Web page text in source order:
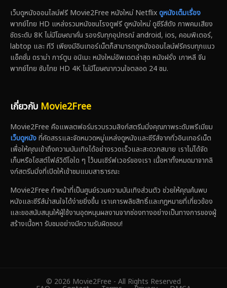
เว็บดูหนังออนไลน์ฟรี Movie2Free หนังใหม่ Netflixดูหนังเต็มเรื่อง
พากย์ไทย HD แหล่งรวมหนังชนโรงดูฟรี ดูหนังใหม่ ดูซีรีส์ดัง ภาพคมเสียง
ชัดระดับ 8K ไม่มีโฆษณาคั่น รองรับทุกอุปกรณ์ android, ios, คอมพิเตอร์,
labtop และ ทีวี เพียงมีอินเทอร์เน็ตก็สามารถดูหนังออนไลน์ฟรีครบทุกแนว
แอ็คชั่น ดราม่า การ์ตูน อนิเมะ หนังใหม่อัพเดตล่าสุด หนังฝรั่ง เกาหลี จีน
พากย์ไทย ซับไทย HD 4K ไม่มีโฆษณากวนใจตลอด 24 ชม.
เกี่ยวกับ Movie2Free
Movie2Free คือแพลตฟอร์มรวบรวมลิงก์สตรีมมิ่งคุณภาพระดับพรีเมียม
เว็บดูหนังที่คัดสรรและจัดหมวดหมู่แหล่งดูหนังและซีรีส์จากทั่วอินเทอร์เน็ต
เพื่อให้คุณเข้าถึงความบันเทิงได้อย่างรวดเร็วและสะดวกสบาย เราไม่ได้จัด
เก็บหรือโฮสต์ไฟล์วิดีโอใด ๆ ไว้บนเซิร์ฟเวอร์ของเรา เนื้อหาทั้งหมดมาจากลิ
งก์สตรีมมิ่งที่เปิดให้เข้าชมแบบสาธารณะ
Movie2Free ทำหน้าที่เป็นศูนย์รวมความบันเทิงส่วนตัว ช่วยให้คุณค้นพบ
หนังและซีรีส์น่าสนใจได้ง่ายยิ่งขึ้น เราเคารพลิขสิทธิ์และกฎหมายที่เกี่ยวข้อง
และขอสนับสนุนให้ผู้ใช้งานอุดหนุนผลงานจากช่องทางอย่างเป็นทางการของผู้
สร้างเนื้อหา รับชมอย่างมีความรับผิดชอบ!
© 2026 Movie2Free - All Rights Reserved